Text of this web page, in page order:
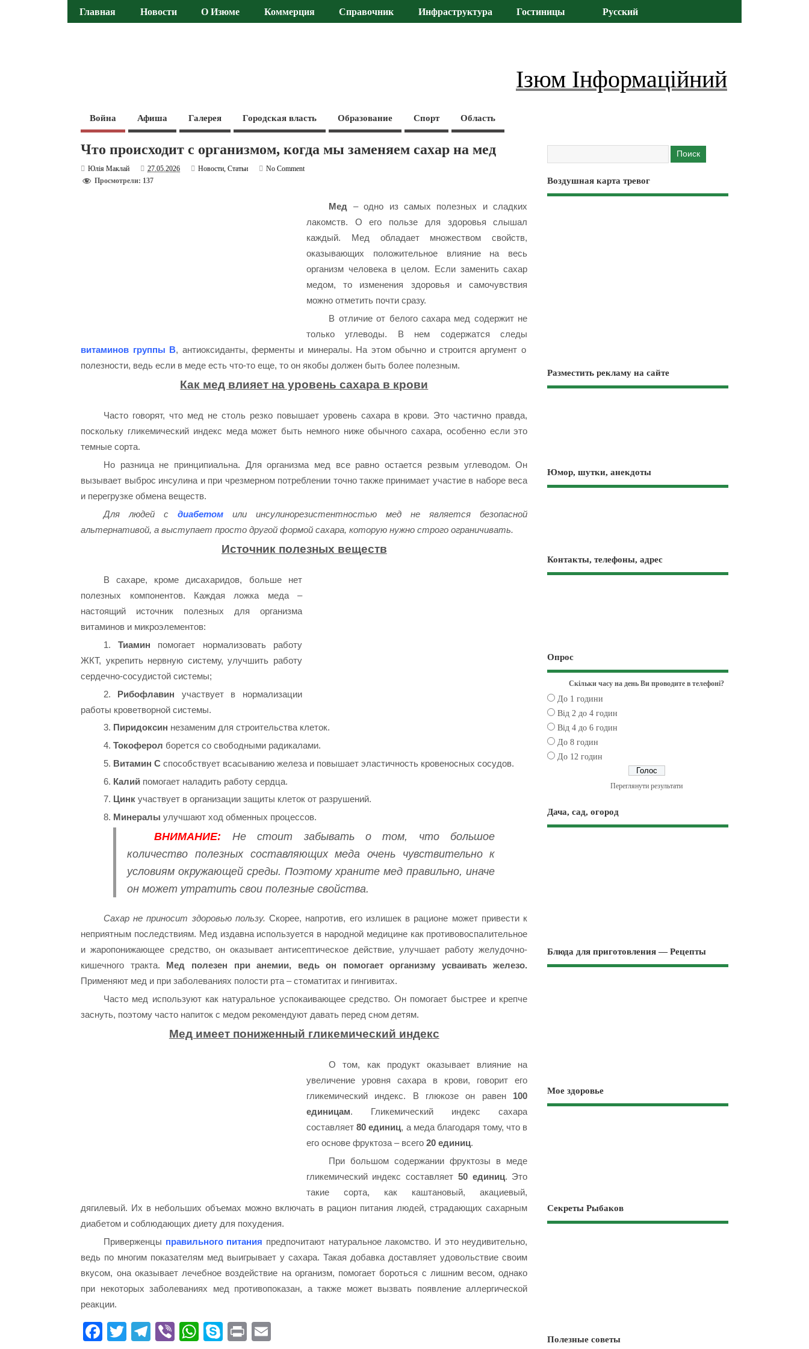
Главная Новости О Изюме Коммерция Справочник Инфраструктура Гостиницы Русский
Ізюм Інформаційний
Война Афиша Галерея Городская власть Образование Спорт Область
Что происходит с организмом, когда мы заменяем сахар на мед
Юлія Маклай 27.05.2026 Новости,Статьи
No Comment
Просмотрели: 137
Мед – одно из самых полезных и сладких
лакомств. О его пользе для здоровья слышал
каждый. Мед обладает множеством свойств,
оказывающих положительное влияние на весь
организм человека в целом. Если заменить сахар
медом, то изменения здоровья и самочувствия
можно отметить почти сразу.
В отличие от белого сахара мед содержит не
только углеводы. В нем содержатся следы
витаминов группы B, антиоксиданты, ферменты и минералы. На этом обычно и строится аргумент о
полезности, ведь если в меде есть что-то еще, то он якобы должен быть более полезным.
Как мед влияет на уровень сахара в крови
Часто говорят, что мед не столь резко повышает уровень сахара в крови. Это частично правда,
поскольку гликемический индекс меда может быть немного ниже обычного сахара, особенно если это
темные сорта.
Но разница не принципиальна. Для организма мед все равно остается резвым углеводом. Он
вызывает выброс инсулина и при чрезмерном потреблении точно также принимает участие в наборе веса
и перегрузке обмена веществ.
Для людей сдиабетом
или инсулинорезистентностью мед не является безопасной
альтернативой, а выступает просто другой формой сахара, которую нужно строго ограничивать.
Источник полезных веществ
В сахаре, кроме дисахаридов, больше нет
полезных компонентов. Каждая ложка меда –
настоящий источник полезных для организма
витаминов и микроэлементов:
1.Тиамин помогает нормализовать работу
ЖКТ, укрепить нервную систему, улучшить работу
сердечно-сосудистой системы;
2. Рибофлавин участвует в нормализации
работы кроветворной системы.
3. Пиридоксин незаменим для строительства клеток.
4. Токоферол борется со свободными радикалами.
5. Витамин Сспособствует всасыванию железа и повышает эластичность кровеносных сосудов.
6. Калийпомогает наладить работу сердца.
7. Цинкучаствует в организации защиты клеток от разрушений.
8. Минералы улучшают ход обменных процессов.
ВНИМАНИЕ: Не стоит забывать о том, что большое
количество полезных составляющих меда очень чувствительно к
условиям окружающей среды. Поэтому храните мед правильно, иначе
он может утратить свои полезные свойства.
Сахар не приносит здоровью пользу. Скорее, напротив, его излишек в рационе может привести к
неприятным последствиям. Мед издавна используется в народной медицине как противовоспалительное
и жаропонижающее средство, он оказывает антисептическое действие, улучшает работу желудочно-
кишечного тракта. Мед полезен при анемии, ведь он помогает организму усваивать железо.
Применяют мед и при заболеваниях полости рта – стоматитах и ​​гингивитах.
Часто мед используют как натуральное успокаивающее средство. Он помогает быстрее и крепче
заснуть, поэтому часто напиток с медом рекомендуют давать перед сном детям.
Мед имеет пониженный гликемический индекс
О том, как продукт оказывает влияние на
увеличение уровня сахара в крови, говорит его
гликемический индекс. В глюкозе он равен 100
единицам. Гликемический индекс сахара
составляет80 единиц, а меда благодаря тому, что в
его основе фруктоза – всего 20 единиц.
При большом содержании фруктозы в меде
гликемический индекс составляет 50 единиц. Это
такие сорта, как каштановый, акациевый,
дягилевый. Их в небольших объемах можно включать в рацион питания людей, страдающих сахарным
диабетом и соблюдающих диету для похудения.
Приверженцы правильного питания предпочитают натуральное лакомство. И это неудивительно,
ведь по многим показателям мед выигрывает у сахара. Такая добавка доставляет удовольствие своим
вкусом, она оказывает лечебное воздействие на организм, помогает бороться с лишним весом, однако
при некоторых заболеваниях мед противопоказан, а также может вызвать появление аллергической
реакции.
Fa T
Te Vi
W
S
Pr
Воздушная карта тревог
Разместить рекламу на сайте
Юмор, шутки, анекдоты
Контакты, телефоны, адрес
Опрос
Скільки часу на день Ви проводите в телефоні?
До 1 години
Від 2 до 4 годин
Від 4 до 6 годин
До 8 годин
До 12 годин
Переглянути результати
Дача, сад, огород
Блюда для приготовления — Рецепты
Мое здоровье
Секреты Рыбаков
Полезные советы